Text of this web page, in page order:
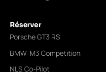
Réserver
Porsche GT3 RS
BMW M3 Competition
NLS Co-Pilot